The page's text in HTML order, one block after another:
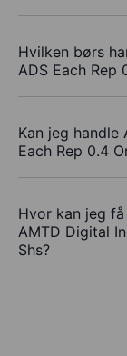
Hvilken børs
ADS Each Rep
Kan jeg handle
Each Rep 0.4
Hvor kan jeg
AMTD Digital
Shs?